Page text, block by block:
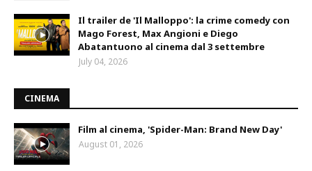
Il trailer de 'Il Malloppo': la crime comedy con
Mago Forest, Max Angioni e Diego
Abatantuono al cinema dal 3 settembre
July 04, 2026
CINEMA
Film al cinema, 'Spider-Man: Brand New Day'
August 01, 2026